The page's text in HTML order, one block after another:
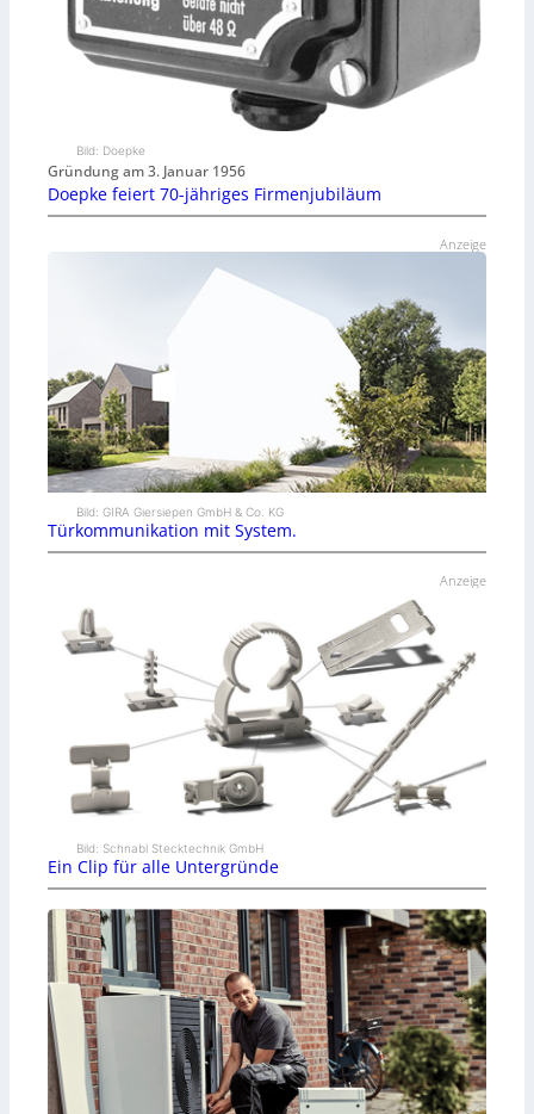
Bild: Doepke
Gründung am 3. Januar 1956
Doepke feiert 70-jähriges Firmenjubiläum
Anzeige
Bild: GIRA Giersiepen GmbH & Co. KG
Türkommunikation mit System.
Anzeige
Bild: Schnabl Stecktechnik GmbH
Ein Clip für alle Untergründe